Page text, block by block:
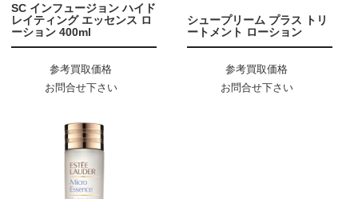
SC インフュージョン ハイド
レイティング エッセンス ロ
ーション 400ml
参考買取価格
お問合せ下さい
シュープリーム プラス トリ
ートメント ローション
参考買取価格
お問合せ下さい